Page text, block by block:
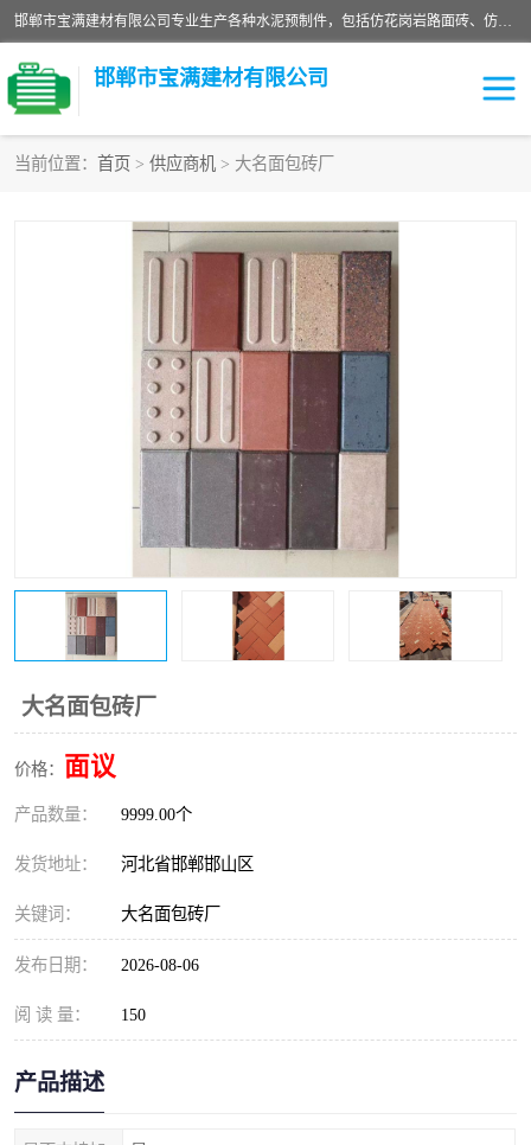
邯郸市宝满建材有限公司专业生产各种水泥预制件，包括仿花岗岩路面砖、仿花岗岩人行道砖、仿花岗岩路侧石、烧结砖、植草砖、码头砖连锁块、仿花岗岩路侧石、沙井盖、水泥盖板等各种水泥制品
邯郸市宝满建材有限公司
当前位置： 首页 > 供应商机 > 大名面包砖厂
大名面包砖厂
价格： 面议
产品数量： 9999.00个
发货地址： 河北省邯郸邯山区
关键词： 大名面包砖厂
发布日期： 2026-08-06
阅 读 量： 150
产品描述
混凝土路沿石
便道砖
花岗岩路岩石 盲道砖
pc仿石砖